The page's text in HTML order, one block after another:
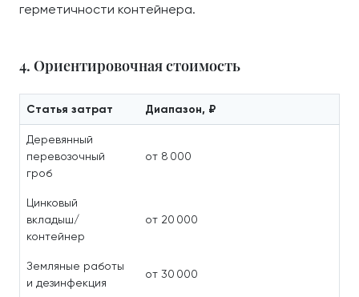
герметичности контейнера.
4. Ориентировочная стоимость
Статья затрат Диапазон, ₽
Деревянный
перевозочный
гроб
от 8 000
Цинковый
вкладыш/
контейнер
от 20 000
Земляные работы
и дезинфекция
от 30 000